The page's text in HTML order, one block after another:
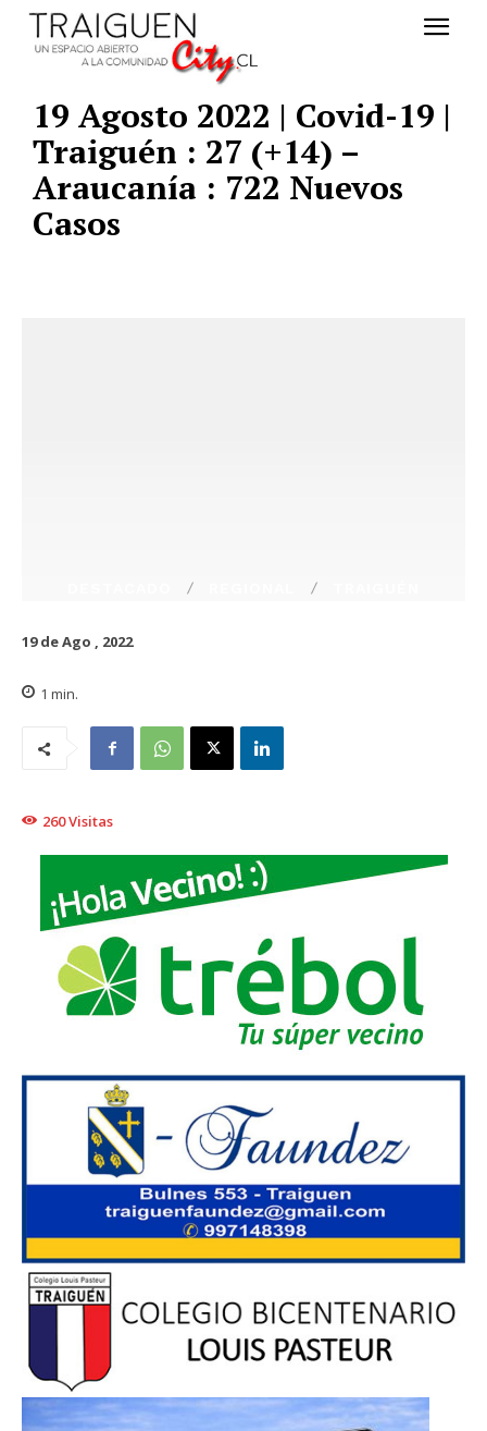
19 Agosto 2022 | Covid-19 |
Traiguén : 27 (+14) –
Araucanía : 722 Nuevos
Casos
19 de Ago , 2022
1 min.
260Visitas